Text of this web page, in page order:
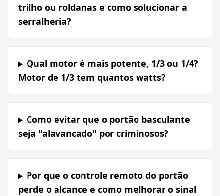
trilho ou roldanas e como solucionar a
serralheria?
Qual motor é mais potente, 1/3 ou 1/4?
Motor de 1/3 tem quantos watts?
Como evitar que o portão basculante
seja "alavancado" por criminosos?
Por que o controle remoto do portão
perde o alcance e como melhorar o sinal